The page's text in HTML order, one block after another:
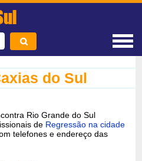
do Sul
Rio Grande do Sul
de Regressão na cidade
telefones e endereço das